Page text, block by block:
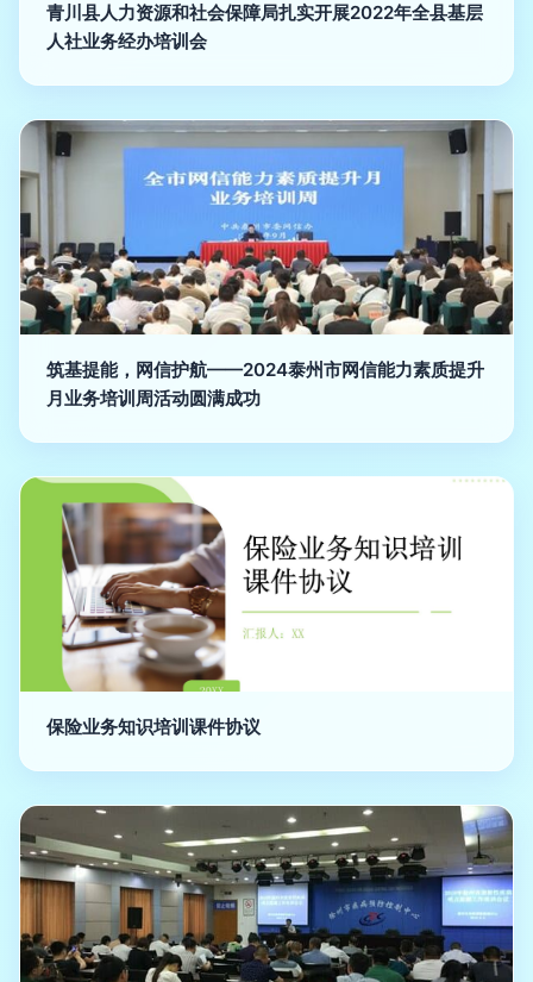
青川县人力资源和社会保障局扎实开展2022年全县基层
人社业务经办培训会
筑基提能，网信护航——2024泰州市网信能力素质提升
月业务培训周活动圆满成功
保险业务知识培训课件协议